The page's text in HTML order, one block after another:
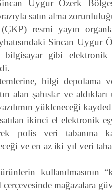
Uygur Özerk
satın alma
resmi yayın
Sincan Uygur
gibi elektronik
bilgi depolama
alan şahıslar ve
yükleneceği
ikinci el elektronik
polis veri tabanına
ve en az iki yıl veri
kullanılmasının
çerçevesinde mağazalara